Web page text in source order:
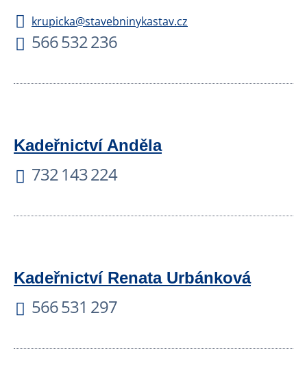
krupicka@stavebninykastav.cz
566 532 236
Kadeřnictví Anděla
732 143 224
Kadeřnictví Renata Urbánková
566 531 297